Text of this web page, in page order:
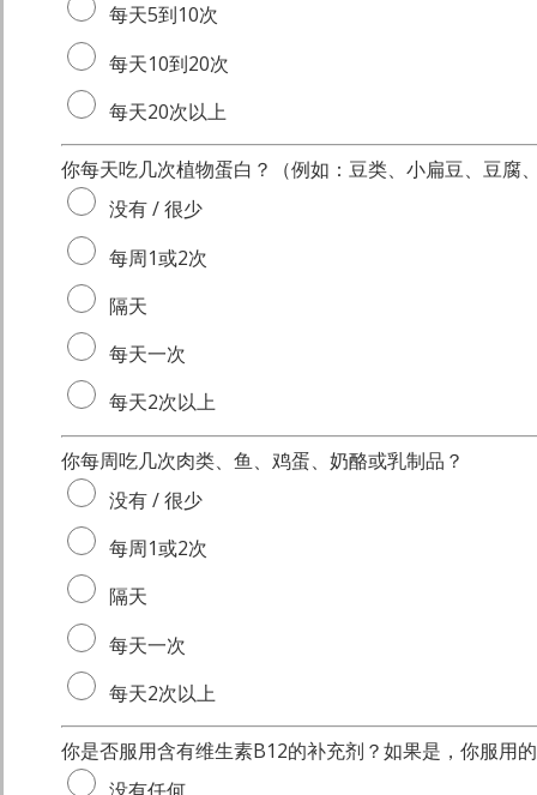
每天5到10次
每天10到20次
每天20次以上
你每天吃几次植物蛋白？（例如：豆类、小扁豆、豆腐
没有 / 很少
每周1或2次
隔天
每天一次
每天2次以上
你每周吃几次肉类、鱼、鸡蛋、奶酪或乳制品？
没有 / 很少
每周1或2次
隔天
每天一次
每天2次以上
你是否服用含有维生素B12的补充剂？如果是，你服用